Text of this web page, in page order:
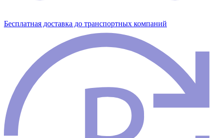
Бесплатная доставка до транспортных компаний